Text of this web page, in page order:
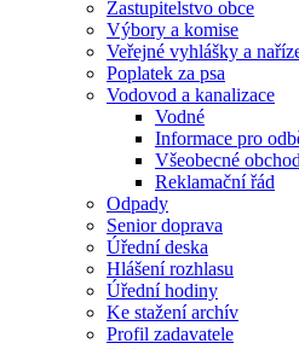
Zastupitelstvo obce
Výbory a komise
Veřejné vyhlášky a
Poplatek za psa
Vodovod a kanalizace
Vodné
Informace pro
Všeobecné
Reklamační řád
Odpady
Senior doprava
Úřední deska
Hlášení rozhlasu
Úřední hodiny
Ke stažení archív
Profil zadavatele